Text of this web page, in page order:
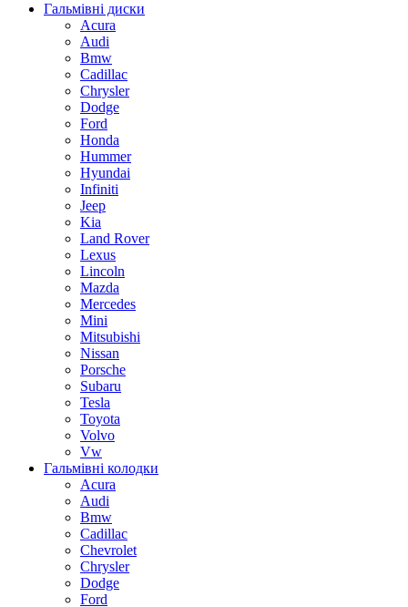
Гальмівні диски
Acura
Audi
Bmw
Cadillac
Chrysler
Dodge
Ford
Honda
Hummer
Hyundai
Infiniti
Jeep
Kia
Land Rover
Lexus
Lincoln
Mazda
Mercedes
Mini
Mitsubishi
Nissan
Porsche
Subaru
Tesla
Toyota
Volvo
Vw
Гальмівні колодки
Acura
Audi
Bmw
Cadillac
Chevrolet
Chrysler
Dodge
Ford